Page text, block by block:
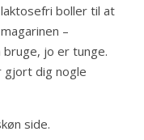
boller til at
–
jo er tunge.
gjort dig nogle
side.